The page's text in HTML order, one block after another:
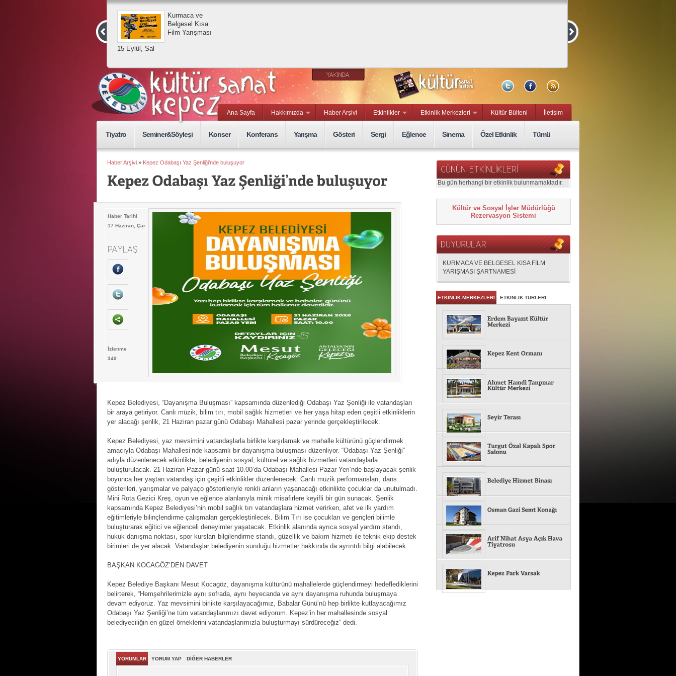
Ana Sayfa Hakkımızda Haber Arşivi Etkinlikler Etkinlik Merkezleri Kültür Bülteni İletişim
Tiyatro Seminer&Söyleşi Konser Konferans Yarışma Gösteri Sergi Eğlence Sinema Özel Etkinlik Tümü
Haber Arşivi » Kepez Odabaşı Yaz Şenliği’nde buluşuyor
Haber Tarihi
17 Haziran, Çar
İzlenme
349
Kepez Belediyesi, “Dayanışma Buluşması” kapsamında düzenlediği Odabaşı Yaz Şenliği ile vatandaşları
bir araya getiriyor. Canlı müzik, bilim tırı, mobil sağlık hizmetleri ve her yaşa hitap eden çeşitli etkinliklerin
yer alacağı şenlik, 21 Haziran pazar günü Odabaşı Mahallesi pazar yerinde gerçekleştirilecek.
Kepez Belediyesi, yaz mevsimini vatandaşlarla birlikte karşılamak ve mahalle kültürünü güçlendirmek
amacıyla Odabaşı Mahallesi’nde kapsamlı bir dayanışma buluşması düzenliyor. “Odabaşı Yaz Şenliği”
adıyla düzenlenecek etkinlikte, belediyenin sosyal, kültürel ve sağlık hizmetleri vatandaşlarla
buluşturulacak. 21 Haziran Pazar günü saat 10.00’da Odabaşı Mahallesi Pazar Yeri’nde başlayacak şenlik
boyunca her yaştan vatandaş için çeşitli etkinlikler düzenlenecek. Canlı müzik performansları, dans
gösterileri, yarışmalar ve palyaço gösterileriyle renkli anların yaşanacağı etkinlikte çocuklar da unutulmadı.
Mini Rota Gezici Kreş, oyun ve eğlence alanlarıyla minik misafirlere keyifli bir gün sunacak. Şenlik
kapsamında Kepez Belediyesi’nin mobil sağlık tırı vatandaşlara hizmet verirken, afet ve ilk yardım
eğitimleriyle bilinçlendirme çalışmaları gerçekleştirilecek. Bilim Tırı ise çocukları ve gençleri bilimle
buluşturarak eğitici ve eğlenceli deneyimler yaşatacak. Etkinlik alanında ayrıca sosyal yardım standı,
hukuk danışma noktası, spor kursları bilgilendirme standı, güzellik ve bakım hizmeti ile teknik ekip destek
birimleri de yer alacak. Vatandaşlar belediyenin sunduğu hizmetler hakkında da ayrıntılı bilgi alabilecek.
BAŞKAN KOCAGÖZ’DEN DAVET
Kepez Belediye Başkanı Mesut Kocagöz, dayanışma kültürünü mahallelerde güçlendirmeyi hedeflediklerini
belirterek, “Hemşehrilerimizle aynı sofrada, aynı heyecanda ve aynı dayanışma ruhunda buluşmaya
devam ediyoruz. Yaz mevsimini birlikte karşılayacağımız, Babalar Günü’nü hep birlikte kutlayacağımız
Odabaşı Yaz Şenliği’ne tüm vatandaşlarımızı davet ediyorum. Kepez’in her mahallesinde sosyal
belediyeciliğin en güzel örneklerini vatandaşlarımızla buluşturmayı sürdüreceğiz” dedi.
YORUMLAR YORUM YAP DİĞER HABERLER
Bu gün herhangi bir etkinlik bulunmamaktadır.
Kültür ve Sosyal İşler Müdürlüğü
Rezervasyon Sistemi
KURMACA VE BELGESEL KISA FİLM
YARIŞMASI ŞARTNAMESİ
ETKİNLİK MERKEZLERİ ETKİNLİK TÜRLERİ